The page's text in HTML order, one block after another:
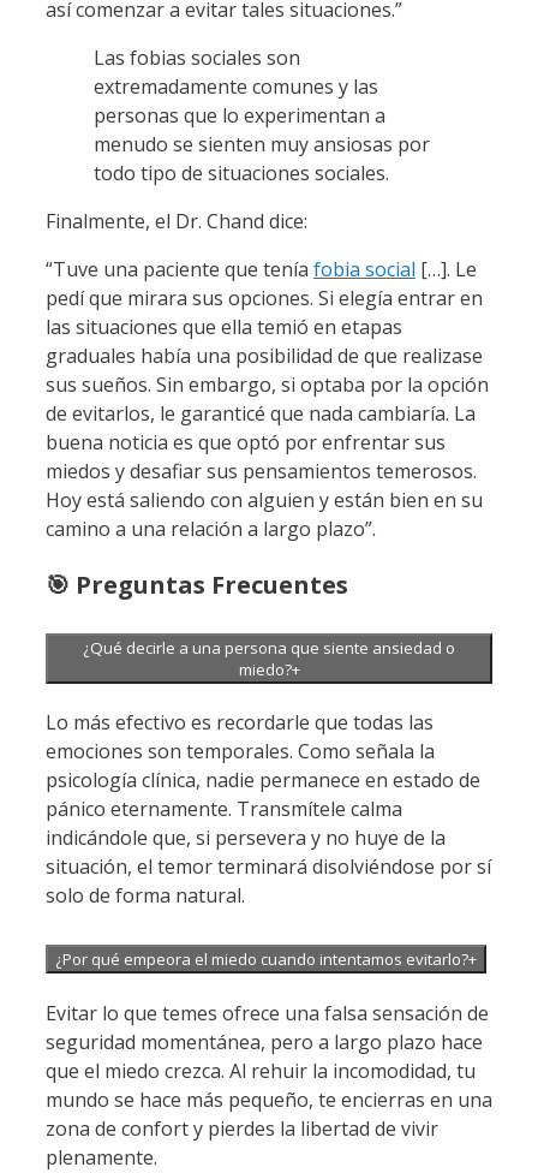
así comenzar a evitar tales situaciones.”
Las fobias sociales son
extremadamente comunes y las
personas que lo experimentan a
menudo se sienten muy ansiosas por
todo tipo de situaciones sociales.
Finalmente, el Dr. Chand dice:
“Tuve una paciente que tenía fobia social […]. Le
pedí que mirara sus opciones. Si elegía entrar en
las situaciones que ella temió en etapas
graduales había una posibilidad de que realizase
sus sueños. Sin embargo, si optaba por la opción
de evitarlos, le garanticé que nada cambiaría. La
buena noticia es que optó por enfrentar sus
miedos y desafiar sus pensamientos temerosos.
Hoy está saliendo con alguien y están bien en su
camino a una relación a largo plazo”.
🎯 Preguntas Frecuentes
¿Qué decirle a una persona que siente ansiedad o
miedo?+
Lo más efectivo es recordarle que todas las
emociones son temporales. Como señala la
psicología clínica, nadie permanece en estado de
pánico eternamente. Transmítele calma
indicándole que, si persevera y no huye de la
situación, el temor terminará disolviéndose por sí
solo de forma natural.
¿Por qué empeora el miedo cuando intentamos evitarlo?+
Evitar lo que temes ofrece una falsa sensación de
seguridad momentánea, pero a largo plazo hace
que el miedo crezca. Al rehuir la incomodidad, tu
mundo se hace más pequeño, te encierras en una
zona de confort y pierdes la libertad de vivir
plenamente.